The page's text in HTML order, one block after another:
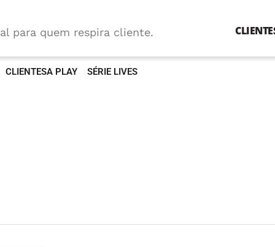
para quem respira cliente.
CLIENTESA PLAY SÉRIE LIVES